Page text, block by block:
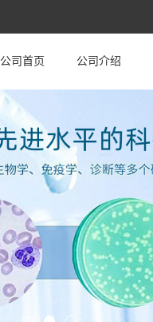
公司首页 公司介绍